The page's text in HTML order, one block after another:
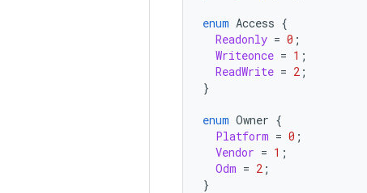
enum Access {
Readonly = 0 ;
Writeonce = 1 ;
ReadWrite = 2 ;
}
enum Owner {
Platform = 0 ;
Vendor = 1 ;
Odm = 2 ;
}